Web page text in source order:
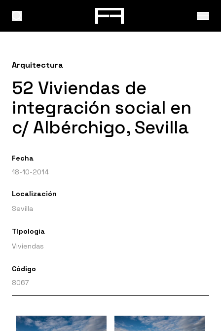
Arquitectura
52 Viviendas de
integración social en
c/ Albérchigo, Sevilla
Fecha
18-10-2014
Localización
Sevilla
Tipología
Viviendas
Código
8067